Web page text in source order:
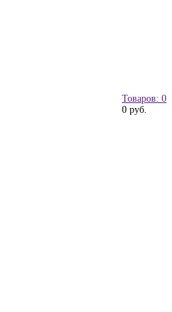
Товаров: 0
0 руб.